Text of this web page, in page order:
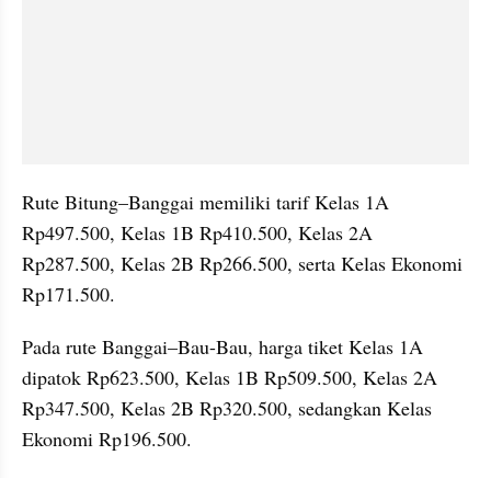
Rute Bitung–Banggai memiliki tarif Kelas 1A
Rp497.500, Kelas 1B Rp410.500, Kelas 2A
Rp287.500, Kelas 2B Rp266.500, serta Kelas Ekonomi
Rp171.500.
Pada rute Banggai–Bau-Bau, harga tiket Kelas 1A
dipatok Rp623.500, Kelas 1B Rp509.500, Kelas 2A
Rp347.500, Kelas 2B Rp320.500, sedangkan Kelas
Ekonomi Rp196.500.